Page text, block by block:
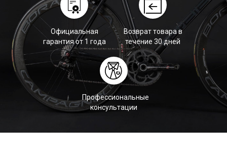
Официальная
гарантия от 1 года
Возврат товара в
течение 30 дней
Профессиональные
консультации